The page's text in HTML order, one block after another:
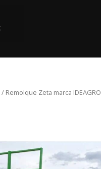
/ Remolque Zeta marca IDEAGRO